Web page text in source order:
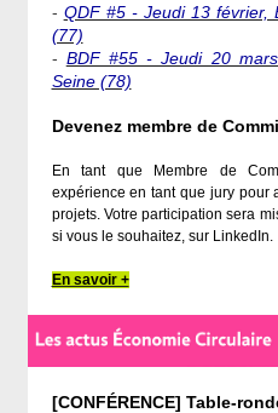
- QDF #5 - Jeudi 13 février,
(77)
- BDF #55 - Jeudi 20
Seine (78)
Devenez membre de
En tant que Membre de
expérience en tant que jury pour
projets. Votre participation sera
si vous le souhaitez, sur LinkedIn.
En savoir +
[CONFÉRENCE] Table-